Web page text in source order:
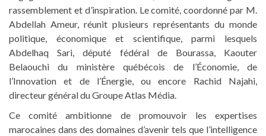
rassemblement et d’inspiration. Le comité, coordonné par M.
Abdellah Ameur, réunit plusieurs représentants du monde
politique, économique et scientifique, parmi lesquels
Abdelhaq Sari, député fédéral de Bourassa, Kaouter
Belaouchi du ministère québécois de l’Économie, de
l’Innovation et de l’Énergie, ou encore Rachid Najahi,
directeur général du Groupe Atlas Média.
Ce comité ambitionne de promouvoir les expertises
marocaines dans des domaines d’avenir tels que l’intelligence